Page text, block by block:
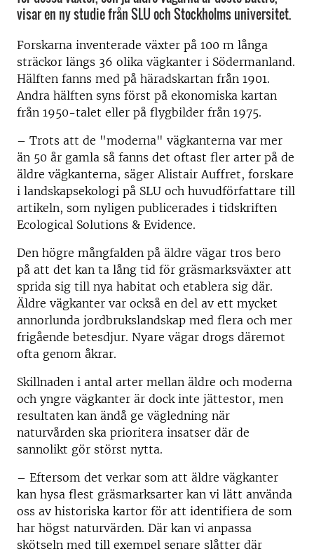
visar en ny studie från SLU och Stockholms universitet.
Forskarna inventerade växter på 100 m långa
sträckor längs 36 olika vägkanter i Södermanland.
Hälften fanns med på häradskartan från 1901.
Andra hälften syns först på ekonomiska kartan
från 1950-talet eller på flygbilder från 1975.
– Trots att de "moderna" vägkanterna var mer
än 50 år gamla så fanns det oftast fler arter på de
äldre vägkanterna, säger Alistair Auffret, forskare
i landskapsekologi på SLU och huvudförfattare till
artikeln, som nyligen publicerades i tidskriften
Ecological Solutions & Evidence.
Den högre mångfalden på äldre vägar tros bero
på att det kan ta lång tid för gräsmarksväxter att
sprida sig till nya habitat och etablera sig där.
Äldre vägkanter var också en del av ett mycket
annorlunda jordbrukslandskap med flera och mer
frigående betesdjur. Nyare vägar drogs däremot
ofta genom åkrar.
Skillnaden i antal arter mellan äldre och moderna
och yngre vägkanter är dock inte jättestor, men
resultaten kan ändå ge vägledning när
naturvården ska prioritera insatser där de
sannolikt gör störst nytta.
– Eftersom det verkar som att äldre vägkanter
kan hysa flest gräsmarksarter kan vi lätt använda
oss av historiska kartor för att identifiera de som
har högst naturvärden. Där kan vi anpassa
skötseln med till exempel senare slåtter där